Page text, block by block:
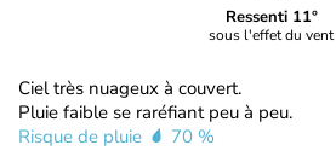
Ressenti 11°
sous l'effet du vent
Ciel très nuageux à couvert.
Pluie faible se raréfiant peu à peu.
Risque de pluie
70 %